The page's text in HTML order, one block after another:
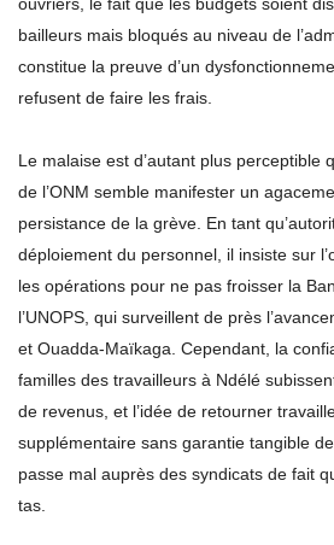
ouvriers, le fait que les budgets soient
bailleurs mais bloqués au niveau de
constitue la preuve d’un
refusent de faire les frais.
Le malaise est d’autant plus perceptible
de l’ONM semble manifester un
persistance de la grève. En tant
déploiement du personnel, il insiste sur
les opérations pour ne pas froisser la
l’UNOPS, qui surveillent de près
et Ouadda-Maïkaga. Cependant, la
familles des travailleurs à Ndélé
de revenus, et l’idée de retourner
supplémentaire sans garantie tangible
passe mal auprès des syndicats de fait
tas.